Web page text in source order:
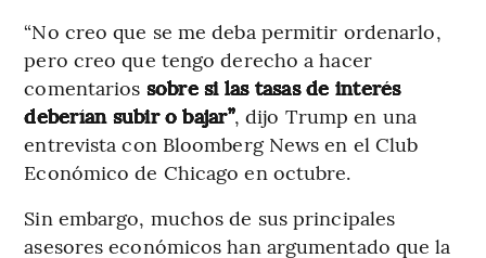
“No creo que se me deba permitir ordenarlo,
pero creo que tengo derecho a hacer
comentarios sobre si las tasas de interés
deberían subir o bajar”, dijo Trump en una
entrevista con Bloomberg News en el Club
Económico de Chicago en octubre.
Sin embargo, muchos de sus principales
asesores económicos han argumentado que la